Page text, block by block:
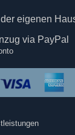
eigenen
via PayPal